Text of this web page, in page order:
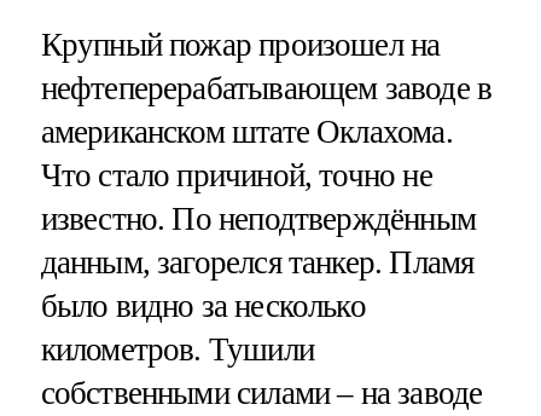
Крупный пожар произошел на
нефтеперерабатывающем заводе в
американском штате Оклахома.
Что стало причиной, точно не
известно. По неподтверждённым
данным, загорелся танкер. Пламя
было видно за несколько
километров. Тушили
собственными силами – на заводе